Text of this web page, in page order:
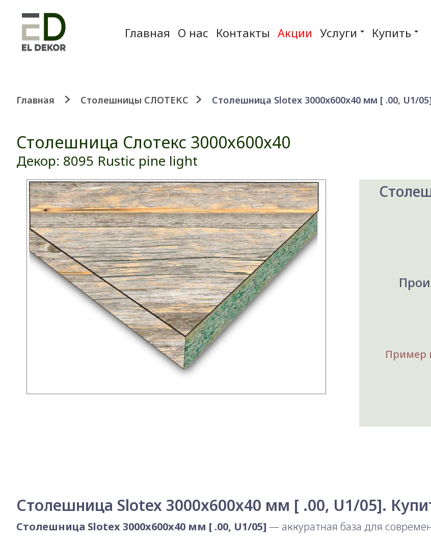
Главная О нас Контакты Акции Услуги Купить
Главная Столешницы СЛОТЕКС Столешница Slotex 3000x600x40 мм [ .00, U1/
Столешница Слотекс 3000x600x40
Декор: 8095 Rustic pine light
Пример
Столешница Slotex 3000x600x40 мм [ .00, U1/05].
Столешница Slotex 3000x600x40 мм [ .00, U1/05] — аккуратная база для